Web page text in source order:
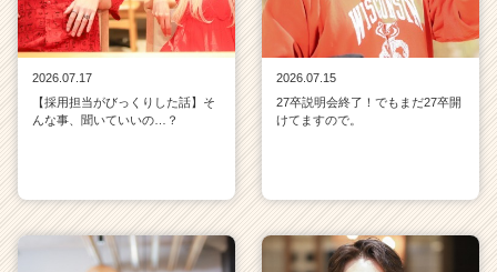
2026.07.17
【採用担当がびっくりした話】そ
んな事、聞いていいの…？
2026.07.15
27卒説明会終了！でもまだ27卒開
けてますので。